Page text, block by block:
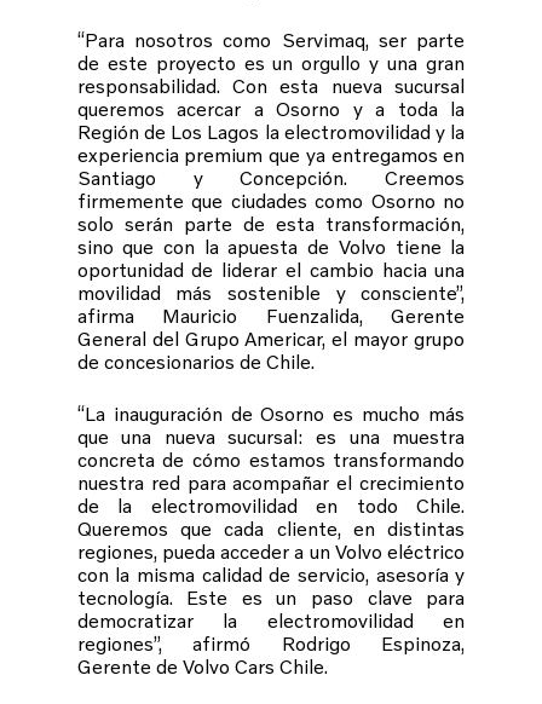
“Para nosotros como Servimaq, ser parte
de este proyecto es un orgullo y una gran
responsabilidad. Con esta nueva sucursal
queremos acercar a Osorno y a toda la
Región de Los Lagos la electromovilidad y la
experiencia premium que ya entregamos en
Santiago y Concepción. Creemos
firmemente que ciudades como Osorno no
solo serán parte de esta transformación,
sino que con la apuesta de Volvo tiene la
oportunidad de liderar el cambio hacia una
movilidad más sostenible y consciente”,
afirma Mauricio Fuenzalida, Gerente
General del Grupo Americar, el mayor grupo
de concesionarios de Chile.
“La inauguración de Osorno es mucho más
que una nueva sucursal: es una muestra
concreta de cómo estamos transformando
nuestra red para acompañar el crecimiento
de la electromovilidad en todo Chile.
Queremos que cada cliente, en distintas
regiones, pueda acceder a un Volvo eléctrico
con la misma calidad de servicio, asesoría y
tecnología. Este es un paso clave para
democratizar la electromovilidad en
regiones”, afirmó Rodrigo Espinoza,
Gerente de Volvo Cars Chile.